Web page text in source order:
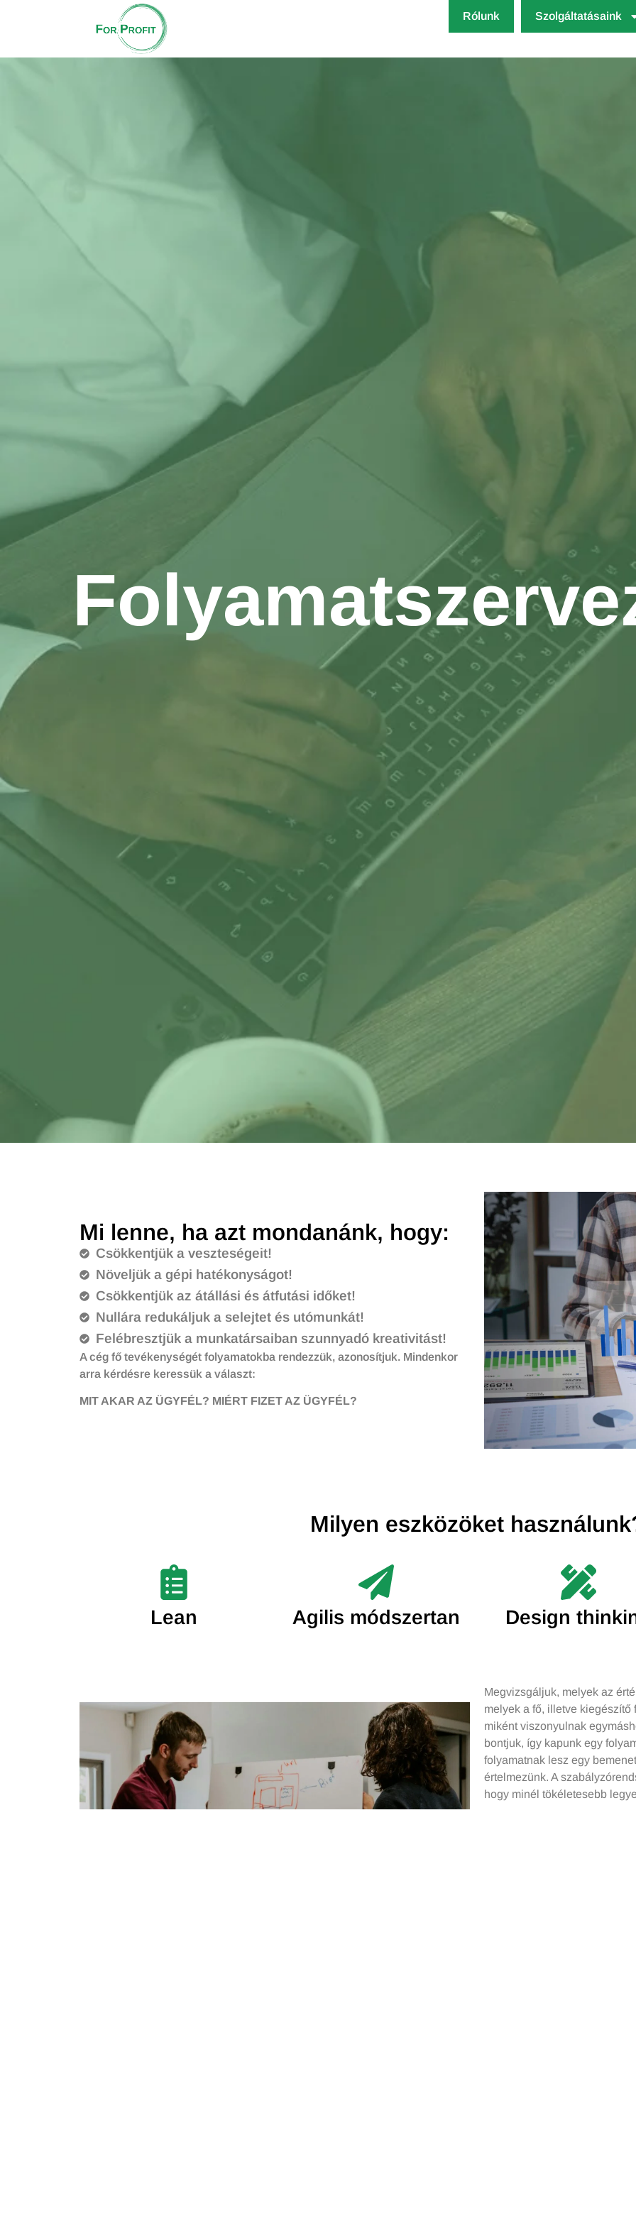
Rólunk Szolgáltatásaink
Mi lenne, ha azt mondanánk, hogy:
Csökkentjük a veszteségeit!
Növeljük a gépi hatékonyságot!
Csökkentjük az átállási és átfutási időket!
Nullára redukáljuk a selejtet és utómunkát!
Felébresztjük a munkatársaiban szunnyadó kreativitást!
A cég fő tevékenységét folyamatokba rendezzük, azonosítjuk. Mindenkor
arra kérdésre keressük a választ:
MIT AKAR AZ ÜGYFÉL? MIÉRT FIZET AZ ÜGYFÉL?
Milyen eszközöket
Lean Agilis módszertan Design
Megvizsgáljuk, melyek az
melyek a fő, illetve
miként viszonyulnak
bontjuk, így kapunk egy
folyamatnak lesz egy
értelmezünk. A
hogy minél tökéletesebb